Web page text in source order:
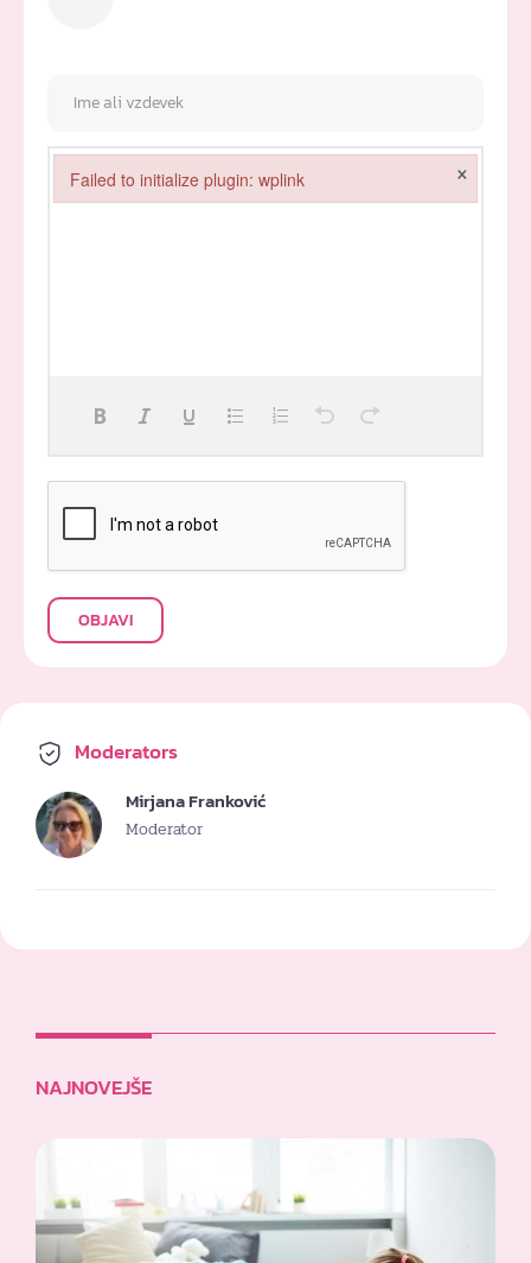
OBJAVI
Moderators
Mirjana Franković
Moderator
NAJNOVEJŠE
Failed to initialize plugin: wplink ×
Failed to initialize plugin: wplink